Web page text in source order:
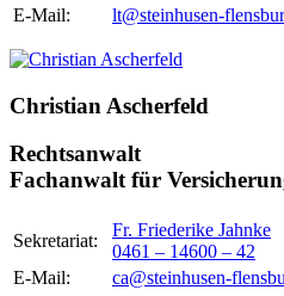
E-Mail:
lt@steinhusen-
Christian Ascherfeld
Rechtsanwalt
Fachanwalt für
Sekretariat:
Fr. Friederike Jahnke
0461 – 14600 – 42
E-Mail:
ca@steinhusen-